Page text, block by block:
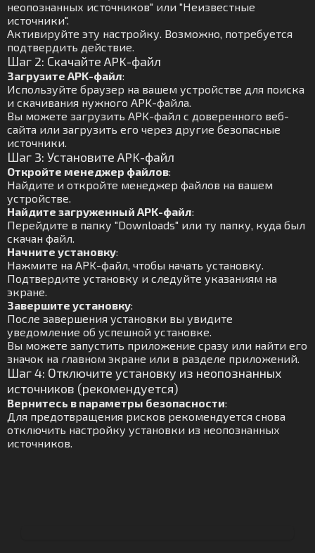
неопознанных источников" или "Неизвестные
источники".
Активируйте эту настройку. Возможно, потребуется
подтвердить действие.
Шаг 2: Скачайте APK-файл
Загрузите APK-файл:
Используйте браузер на вашем устройстве для поиска
и скачивания нужного APK-файла.
Вы можете загрузить APK-файл с доверенного веб-
сайта или загрузить его через другие безопасные
источники.
Шаг 3: Установите APK-файл
Откройте менеджер файлов:
Найдите и откройте менеджер файлов на вашем
устройстве.
Найдите загруженный APK-файл:
Перейдите в папку "Downloads" или ту папку, куда был
скачан файл.
Начните установку:
Нажмите на APK-файл, чтобы начать установку.
Подтвердите установку и следуйте указаниям на
экране.
Завершите установку:
После завершения установки вы увидите
уведомление об успешной установке.
Вы можете запустить приложение сразу или найти его
значок на главном экране или в разделе приложений.
Шаг 4: Отключите установку из неопознанных
источников (рекомендуется)
Вернитесь в параметры безопасности:
Для предотвращения рисков рекомендуется снова
отключить настройку установки из неопознанных
источников.